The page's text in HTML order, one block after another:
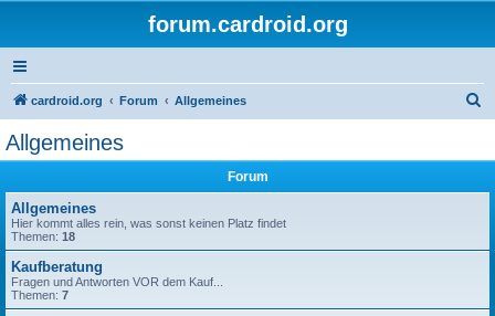
forum.cardroid.org
cardroid.org Forum Allgemeines
Allgemeines
Forum
Allgemeines
Hier kommt alles rein, was sonst keinen Platz findet
Themen: 18
Kaufberatung
Fragen und Antworten VOR dem Kauf...
Themen: 7